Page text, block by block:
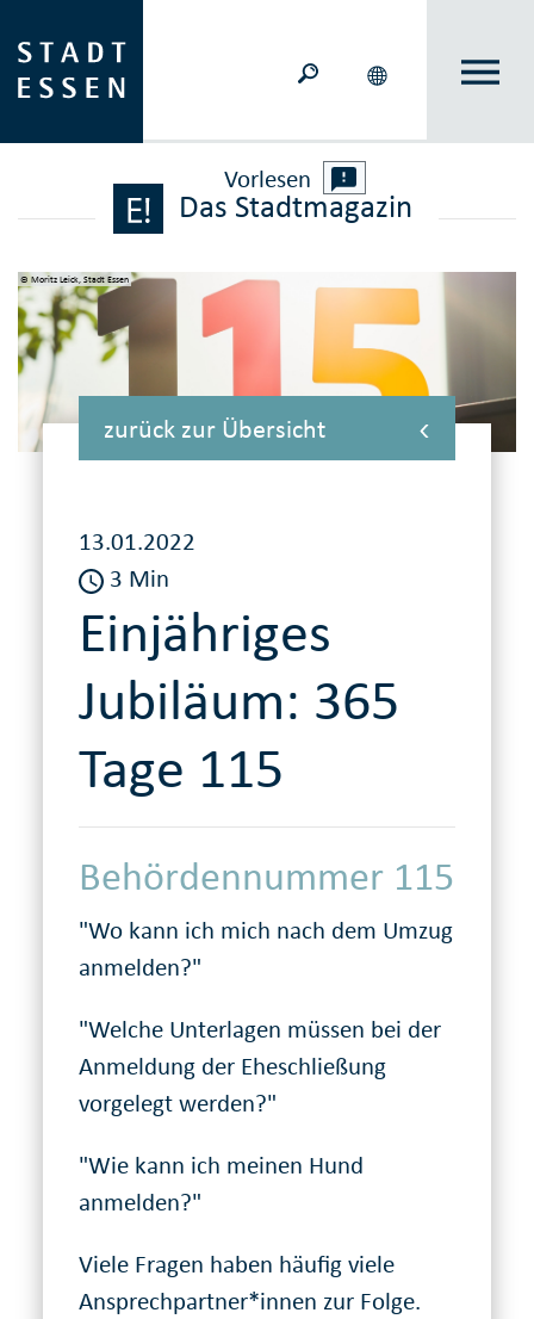
Vorlesen
Das Stadtmagazin
© Moritz Leick, Stadt Essen
zurück zur Übersicht
13.01.2022
3 Min
Einjähriges
Jubiläum: 365
Tage 115
Behördennummer 115
"Wo kann ich mich nach dem Umzug
anmelden?"
"Welche Unterlagen müssen bei der
Anmeldung der Eheschließung
vorgelegt werden?"
"Wie kann ich meinen Hund
anmelden?"
Viele Fragen haben häufig viele
Ansprechpartner*innen zur Folge.